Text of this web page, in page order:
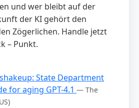
und wer bleibt auf der
der KI gehört den
Zögerlichen. Handle jetzt
– Punkt.
State Department
for aging GPT-4.1 — The